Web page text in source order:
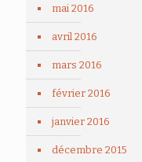
mai 2016
avril 2016
mars 2016
février 2016
janvier 2016
décembre 2015